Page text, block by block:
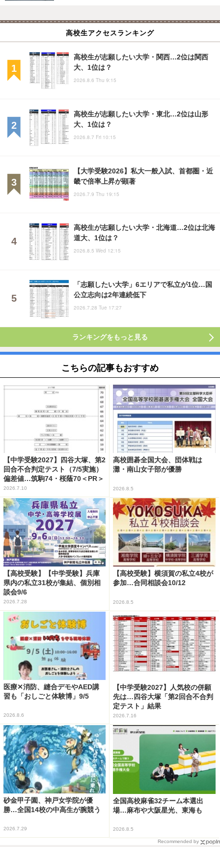
高校生アクセスランキング
高校生が志願したい大学・関西…2位は関西
大、1位は？
2026.8.6 Thu 9:15
高校生が志願したい大学・東北…2位は山形
大、1位は？
2026.8.7 Fri 10:15
【大学受験2026】私大一般入試、首都圏・近
畿で倍率上昇が顕著
2026.7.9 Thu 19:15
高校生が志願したい大学・北海道…2位は北海
道大、1位は？
2026.8.5 Wed 12:15
「志願したい大学」6エリアで私立が1位…国
公立志向は2年連続低下
2026.7.28 Tue 17:27
ランキングをもっと見る
こちらの記事もおすすめ
【中学受験2027】四谷大塚、第2
回合不合判定テスト（7/5実施）
偏差値…筑駒74・桜蔭70＜PR＞
2026.7.10
高校囲碁全国大会、団体戦は
灘・南山女子部が優勝
2026.8.5
【高校受験】【中学受験】兵庫
県内の私立31校が集結、個別相
談会9/6
2026.7.28
【高校受験】横須賀の私立4校が
参加…合同相談会10/12
2026.8.5
医療✕消防、縫合デモやAED講
習も「おしごと体験博」9/5
2026.8.6
【中学受験2027】人気校の併願
先は…四谷大塚「第2回合不合判
定テスト」結果
2026.7.16
砂金甲子園、神戸女学院が優
勝…全国14校の中高生が腕競う
2026.7.29
全国高校麻雀32チーム本選出
場…麻布や大阪星光、東海も
2026.8.5
Recommended by